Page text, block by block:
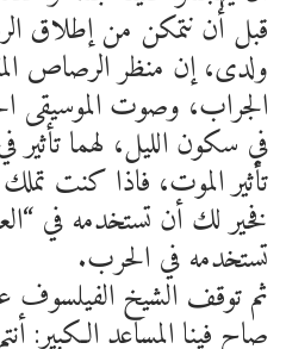
قبل أن نتمكن من إطلاق
ولدى، إن منظر الرصاص
الجراب، وصوت الموسيقى
في سكون الليل، لهما
تأثير الموت، فاذا كنت
فخير لك أن تستخدمه في
تستخدمه في الحرب.
ثم توقف الشيخ الفيلسوف
صاح فينا المساعد الكبير: